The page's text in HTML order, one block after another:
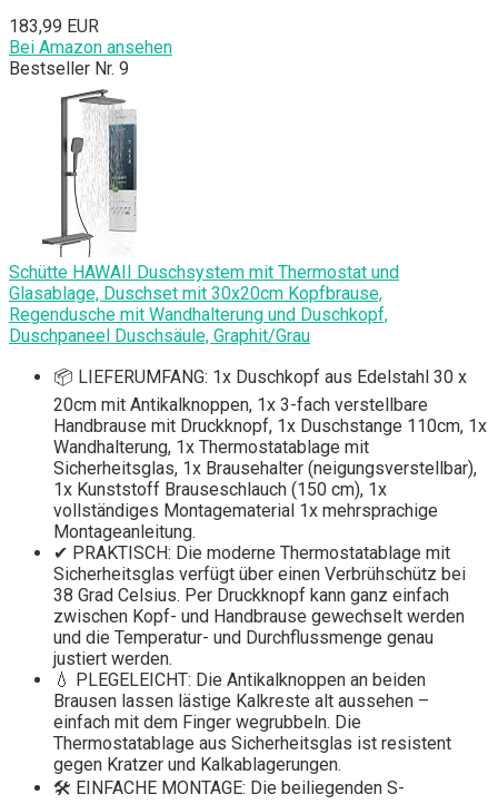
183,99 EUR
Bei Amazon ansehen
Bestseller Nr. 9
Schütte HAWAII Duschsystem mit Thermostat und
Glasablage, Duschset mit 30x20cm Kopfbrause,
Regendusche mit Wandhalterung und Duschkopf,
Duschpaneel Duschsäule, Graphit/Grau
📦 LIEFERUMFANG: 1x Duschkopf aus Edelstahl 30 x
20cm mit Antikalknoppen, 1x 3-fach verstellbare
Handbrause mit Druckknopf, 1x Duschstange 110cm, 1x
Wandhalterung, 1x Thermostatablage mit
Sicherheitsglas, 1x Brausehalter (neigungsverstellbar),
1x Kunststoff Brauseschlauch (150 cm), 1x
vollständiges Montagematerial 1x mehrsprachige
Montageanleitung.
✔ PRAKTISCH: Die moderne Thermostatablage mit
Sicherheitsglas verfügt über einen Verbrühschütz bei
38 Grad Celsius. Per Druckknopf kann ganz einfach
zwischen Kopf- und Handbrause gewechselt werden
und die Temperatur- und Durchflussmenge genau
justiert werden.
💧 PLEGELEICHT: Die Antikalknoppen an beiden
Brausen lassen lästige Kalkreste alt aussehen –
einfach mit dem Finger wegrubbeln. Die
Thermostatablage aus Sicherheitsglas ist resistent
gegen Kratzer und Kalkablagerungen.
🛠️ EINFACHE MONTAGE: Die beiliegenden S-